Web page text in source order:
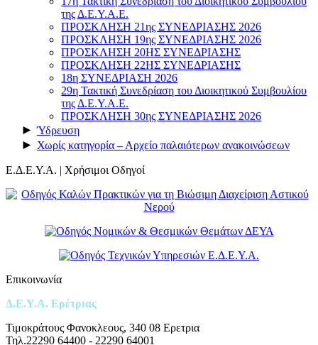
της Δ.Ε.Υ.Α.Ε.
ΠΡΟΣΚΛΗΣΗ 21ης ΣΥΝΕΔΡΙΑΣΗΣ 2026
ΠΡΟΣΚΛΗΣΗ 19ης ΣΥΝΕΔΡΙΑΣΗΣ 2026
ΠΡΟΣΚΛΗΣΗ 20ΗΣ ΣΥΝΕΔΡΙΑΣΗΣ
ΠΡΟΣΚΛΗΣΗ 22ΗΣ ΣΥΝΕΔΡΙΑΣΗΣ
18η ΣΥΝΕΔΡΙΑΣΗ 2026
29η Τακτική Συνεδρίαση του Διοικητικού Συμβουλίου
της Δ.Ε.Υ.Α.Ε.
ΠΡΟΣΚΛΗΣΗ 30ης ΣΥΝΕΔΡΙΑΣΗΣ 2026
► Ύδρευση
► Χωρίς κατηγορία – Αρχείο παλαιότερων ανακοινώσεων
Ε.Δ.Ε.Υ.Α. | Χρήσιμοι Οδηγοί
Επικοινωνία
Δ.Ε.Υ.Α. Ερέτριας
Τιμοκράτους Φανοκλεους, 340 08 Ερετρια
Τηλ.22290 64400 - 22290 64001